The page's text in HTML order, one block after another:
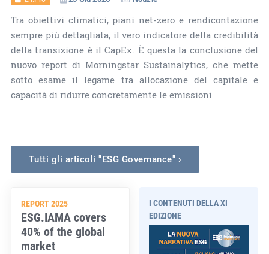
Tra obiettivi climatici, piani net-zero e rendicontazione
sempre più dettagliata, il vero indicatore della credibilità
della transizione è il CapEx. È questa la conclusione del
nuovo report di Morningstar Sustainalytics, che mette
sotto esame il legame tra allocazione del capitale e
capacità di ridurre concretamente le emissioni
Tutti gli articoli "ESG Governance" ›
REPORT 2025
ESG.IAMA covers
40% of the global
market
I CONTENUTI DELLA XI
EDIZIONE